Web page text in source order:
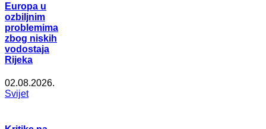
Europa u
ozbiljnim
problemima
zbog niskih
vodostaja
Rijeka
02.08.2026.
Svijet